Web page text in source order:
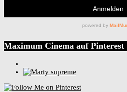
Maximum Cinema auf Pinterest